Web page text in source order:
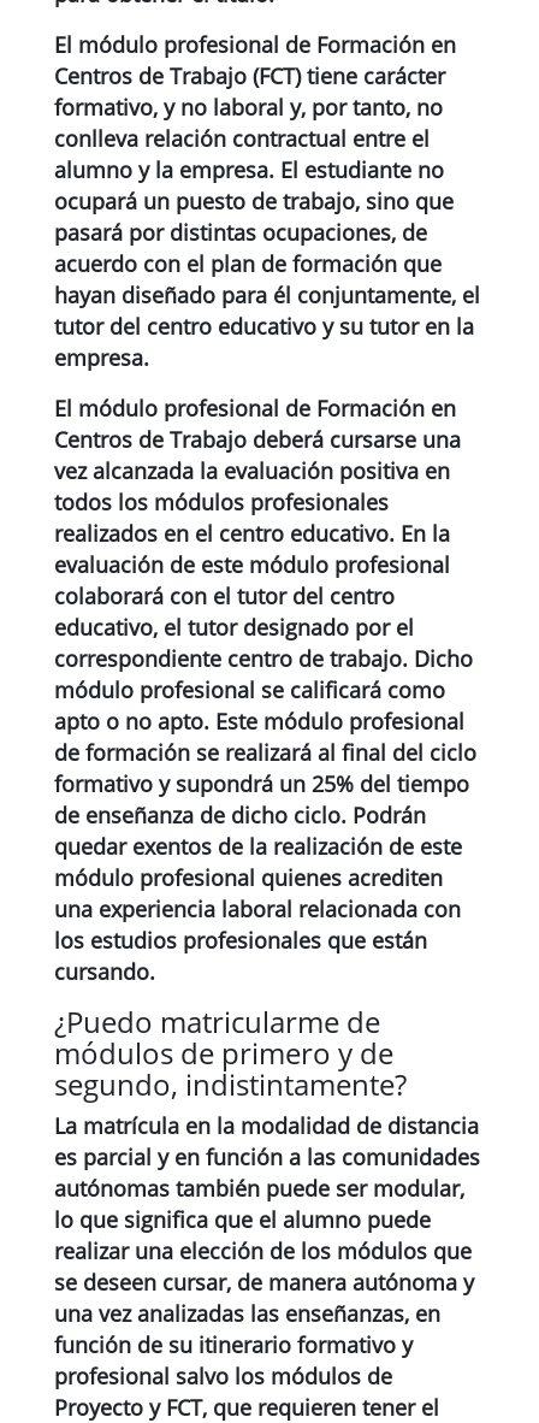
El módulo profesional de Formación en
Centros de Trabajo (FCT) tiene carácter
formativo, y no laboral y, por tanto, no
conlleva relación contractual entre el
alumno y la empresa. El estudiante no
ocupará un puesto de trabajo, sino que
pasará por distintas ocupaciones, de
acuerdo con el plan de formación que
hayan diseñado para él conjuntamente, el
tutor del centro educativo y su tutor en la
empresa.
El módulo profesional de Formación en
Centros de Trabajo deberá cursarse una
vez alcanzada la evaluación positiva en
todos los módulos profesionales
realizados en el centro educativo. En la
evaluación de este módulo profesional
colaborará con el tutor del centro
educativo, el tutor designado por el
correspondiente centro de trabajo. Dicho
módulo profesional se calificará como
apto o no apto. Este módulo profesional
de formación se realizará al final del ciclo
formativo y supondrá un 25% del tiempo
de enseñanza de dicho ciclo. Podrán
quedar exentos de la realización de este
módulo profesional quienes acrediten
una experiencia laboral relacionada con
los estudios profesionales que están
cursando.
¿Puedo matricularme de
módulos de primero y de
segundo, indistintamente?
La matrícula en la modalidad de distancia
es parcial y en función a las comunidades
autónomas también puede ser modular,
lo que significa que el alumno puede
realizar una elección de los módulos que
se deseen cursar, de manera autónoma y
una vez analizadas las enseñanzas, en
función de su itinerario formativo y
profesional salvo los módulos de
Proyecto y FCT, que requieren tener el